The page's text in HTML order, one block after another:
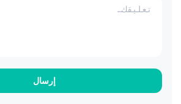
إرسال